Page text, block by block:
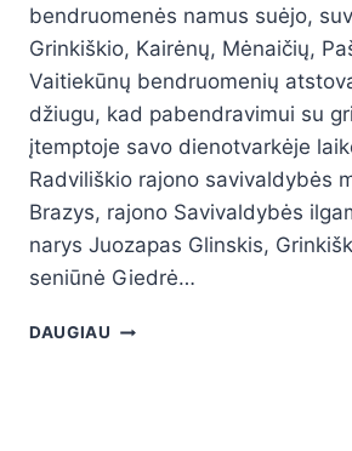
bendruomenės namus suėjo,
Grinkiškio, Kairėnų, Mėnaičių,
Vaitiekūnų bendruomenių
džiugu, kad pabendravimui su
įtemptoje savo dienotvarkėje
Radviliškio rajono savivaldybės
Brazys, rajono Savivaldybės
narys Juozapas Glinskis,
seniūnė Giedrė…
DAUGIAU